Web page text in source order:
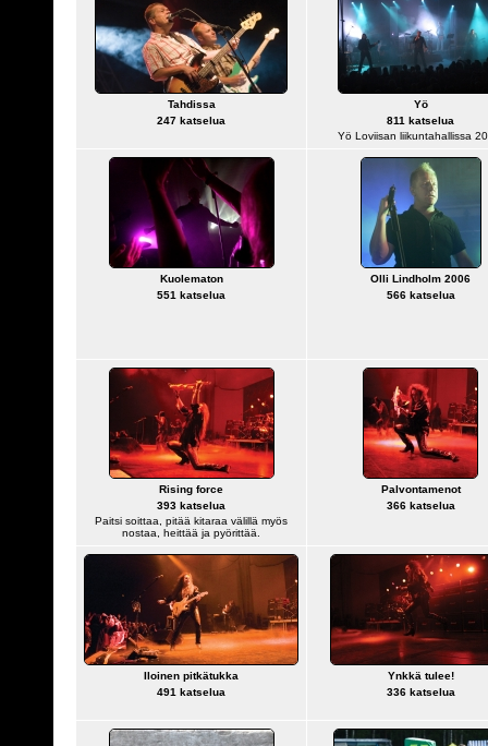
Tahdissa
247 katselua
Yö
811 katselua
Yö Loviisan liikuntahallissa
Kuolematon
551 katselua
Olli Lindholm 2006
566 katselua
Rising force
393 katselua
Paitsi soittaa, pitää kitaraa välillä myös
nostaa, heittää ja pyörittää.
Palvontamenot
366 katselua
Iloinen pitkätukka
491 katselua
Ynkkä tulee!
336 katselua